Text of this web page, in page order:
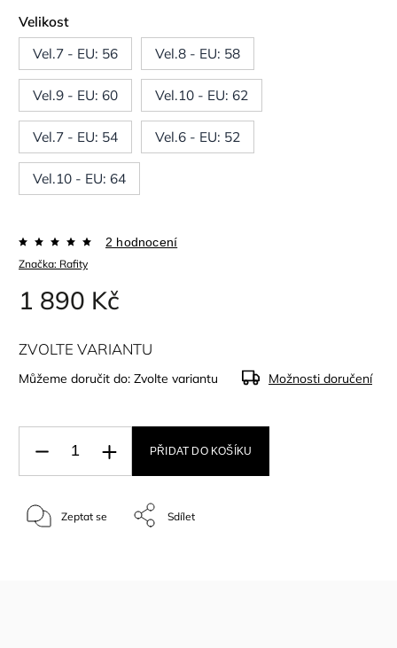
Velikost
Vel.7 - EU: 56
Vel.8 - EU: 58
Vel.9 - EU: 60 Vel.10 - EU: 62
Vel.7 - EU: 54 Vel.6 - EU: 52
Vel.10 - EU: 64
Značka: Rafity
2 hodnocení
1 890 Kč
ZVOLTE VARIANTU
Můžeme doručit do: Zvolte variantu Možnosti doručení
PŘIDAT DO KOŠÍKU
Zeptat se Sdílet